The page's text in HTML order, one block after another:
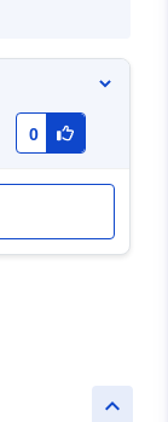
0
keyboard_arrow_up